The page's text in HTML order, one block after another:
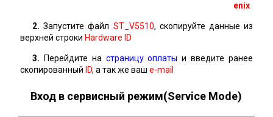
enix
2. Запустите файл ST_V5510, скопируйте данные из
верхней строки Hardware ID
3. Перейдите на страницу оплаты и введите ранее
скопированный ID, а так же ваш e-mail
Вход в сервисный режим(Service Mode)